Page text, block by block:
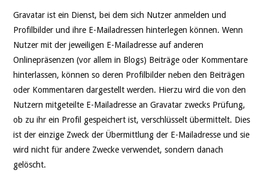
Gravatar ist ein Dienst, bei dem sich Nutzer anmelden und
Profilbilder und ihre E-Mailadressen hinterlegen können. Wenn
Nutzer mit der jeweiligen E-Mailadresse auf anderen
Onlinepräsenzen (vor allem in Blogs) Beiträge oder Kommentare
hinterlassen, können so deren Profilbilder neben den Beiträgen
oder Kommentaren dargestellt werden. Hierzu wird die von den
Nutzern mitgeteilte E-Mailadresse an Gravatar zwecks Prüfung,
ob zu ihr ein Profil gespeichert ist, verschlüsselt übermittelt. Dies
ist der einzige Zweck der Übermittlung der E-Mailadresse und sie
wird nicht für andere Zwecke verwendet, sondern danach
gelöscht.